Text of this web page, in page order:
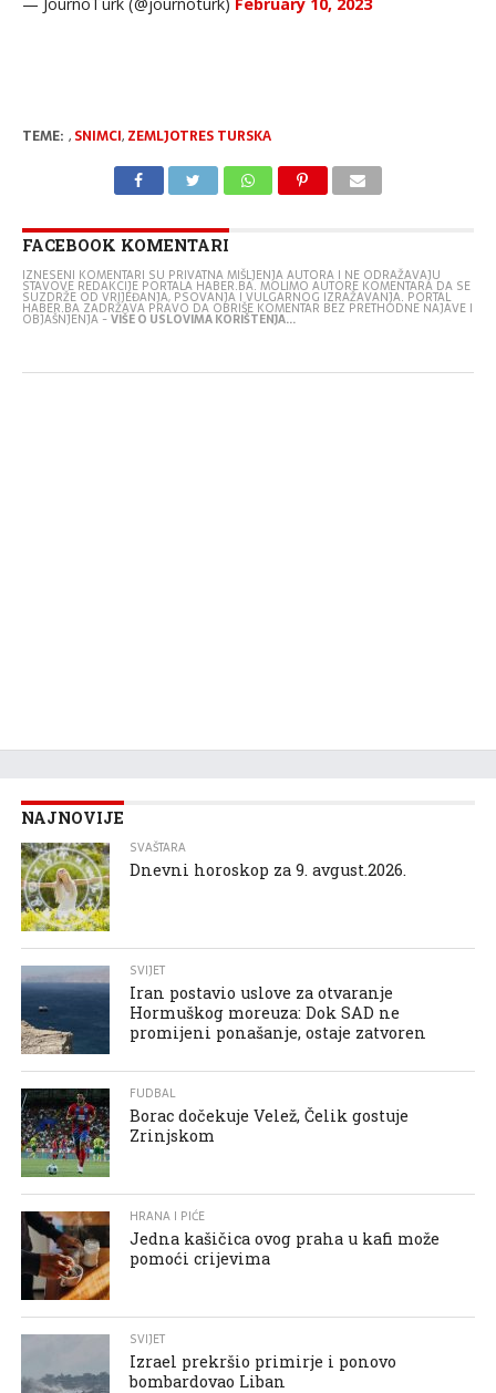
TEME: , SNIMCI, ZEMLJOTRES TURSKA
FACEBOOK KOMENTARI
IZNESENI KOMENTARI SU PRIVATNA MIŠLJENJA AUTORA I NE ODRAŽAVAJU
STAVOVE REDAKCIJE PORTALA HABER.BA. MOLIMO AUTORE KOMENTARA DA SE
SUZDRŽE OD VRIJEĐANJA, PSOVANJA I VULGARNOG IZRAŽAVANJA. PORTAL
HABER.BA ZADRŽAVA PRAVO DA OBRIŠE KOMENTAR BEZ PRETHODNE NAJAVE I
OBJAŠNJENJA -VIŠE O USLOVIMA KORIŠTENJA...
NAJNOVIJE
SVAŠTARA
Dnevni horoskop za 9. avgust.2026.
SVIJET
Iran postavio uslove za otvaranje
Hormuškog moreuza: Dok SAD ne
promijeni ponašanje, ostaje zatvoren
FUDBAL
Borac dočekuje Velež, Čelik gostuje
Zrinjskom
HRANA I PIĆE
Jedna kašičica ovog praha u kafi može
pomoći crijevima
SVIJET
Izrael prekršio primirje i ponovo
bombardovao Liban